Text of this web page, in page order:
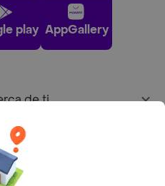
play AppGallery
de ti